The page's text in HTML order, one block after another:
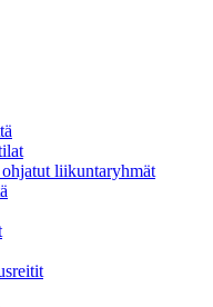
liikuntaryhmät